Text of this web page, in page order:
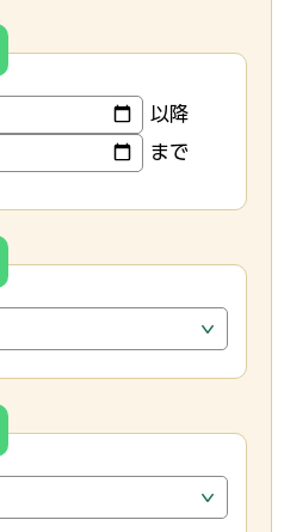
以降
まで